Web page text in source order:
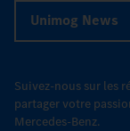
Unimog News
Suivez-nous sur les
partager votre
Mercedes-Benz.